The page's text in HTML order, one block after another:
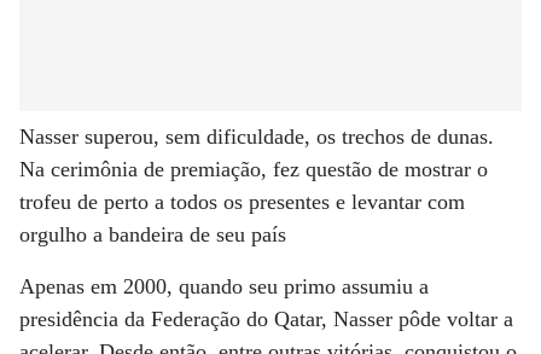
Nasser superou, sem dificuldade, os trechos de dunas.
Na cerimônia de premiação, fez questão de mostrar o
trofeu de perto a todos os presentes e levantar com
orgulho a bandeira de seu país
Apenas em 2000, quando seu primo assumiu a
presidência da Federação do Qatar, Nasser pôde voltar a